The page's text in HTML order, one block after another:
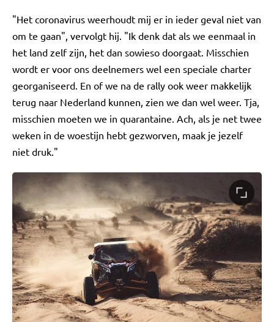
"Het coronavirus weerhoudt mij er in ieder geval niet van
om te gaan", vervolgt hij. "Ik denk dat als we eenmaal in
het land zelf zijn, het dan sowieso doorgaat. Misschien
wordt er voor ons deelnemers wel een speciale charter
georganiseerd. En of we na de rally ook weer makkelijk
terug naar Nederland kunnen, zien we dan wel weer. Tja,
misschien moeten we in quarantaine. Ach, als je net twee
weken in de woestijn hebt gezworven, maak je jezelf
niet druk."